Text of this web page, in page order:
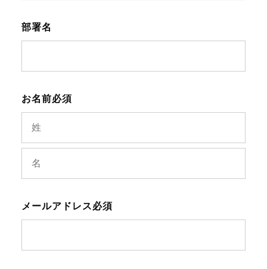
部署名
お名前必須
メールアドレス必須